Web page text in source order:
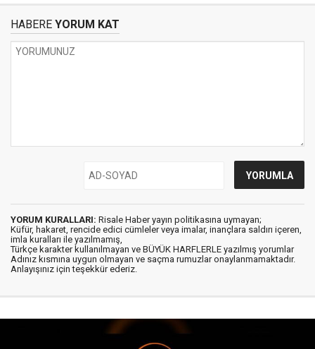
HABERE YORUM KAT
YORUM KURALLARI: Risale Haber yayın politikasına uymayan;
Küfür, hakaret, rencide edici cümleler veya imalar, inançlara saldırı içeren,
imla kuralları ile yazılmamış,
Türkçe karakter kullanılmayan ve BÜYÜK HARFLERLE yazılmış yorumlar
Adınız kısmına uygun olmayan ve saçma rumuzlar onaylanmamaktadır.
Anlayışınız için teşekkür ederiz.